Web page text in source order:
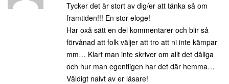
Tycker det är stort av dig/er att tänka så om
framtiden!!! En stor eloge!
Har oxå sätt en del kommentarer och blir så
förvånad att folk väljer att tro att ni inte kämpar
mm… Klart man inte skriver om allt det dåliga
och hur man egentligen har det där hemma…
Väldigt naivt av er läsare!